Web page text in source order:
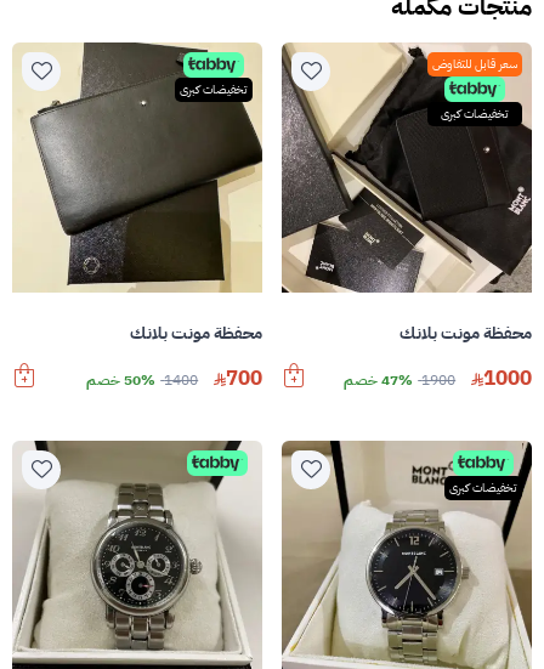
سعر قابل للتفاوض
تخفيضات كبرى
محفظة مونت بلانك
1000
1900 47% خصم
تخفيضات كبرى
محفظة مونت بلانك
700
1400 50% خصم
تخفيضات كبرى